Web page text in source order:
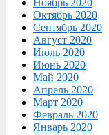
Октябрь 2020
Сентябрь 2020
Август 2020
Июль 2020
Июнь 2020
Май 2020
Апрель 2020
Март 2020
Февраль 2020
Январь 2020